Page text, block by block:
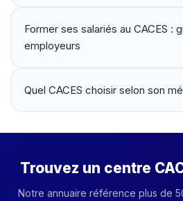
Former ses salariés au CACES :
employeurs
Quel CACES choisir selon son
Trouvez un centre
Notre annuaire référence plus de